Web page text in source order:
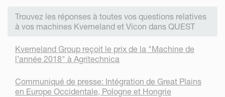
Trouvez les réponses à toutes vos questions relatives
à vos machines Kverneland et Vicon dans QUEST
Kverneland Group reçoit le prix de la "Machine de
l’année 2018" à Agritechnica
Communiqué de presse: Intégration de Great Plains
en Europe Occidentale, Pologne et Hongrie